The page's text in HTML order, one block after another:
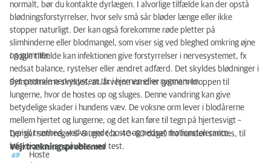
normalt, bør du kontakte dyrlægen. I alvorlige tilfælde kan der opstå
blødningsforstyrrelser, hvor selv små sår bløder længe eller ikke
stopper naturligt. Der kan også forekomme røde pletter på
slimhinderne eller blodmangel, som viser sig ved bleghed omkring øjne
og gummer.
I nogle tilfælde kan infektionen give forstyrrelser i nervesystemet, fx
nedsat balance, rystelser eller ændret adfærd. Det skyldes blødninger i
det centrale nervesystem, fx i hjernen eller rygmarven.
Symptomerne skyldes, at larverne vandrer gennem kroppen til
lungerne, hvor de hostes op og sluges. Denne vandring kan give
betydelige skader i hundens væv. De voksne orm lever i blodårerne
mellem hjertet og lungerne, og det kan føre til tegn på hjertesvigt –
typisk træthed, vedvarende hoste og nedsat motionstolerance.
Der går som regel 6–8 uger (ca. 40–60 dage) fra hunden smittes, til
infektionen kan påvises ved test.
Vejrtrækningsproblemer
Hoste